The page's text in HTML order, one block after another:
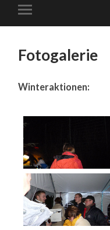
Fotogalerie
Winteraktionen: